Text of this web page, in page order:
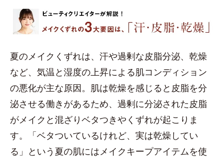
夏のメイクくずれは、汗や過剰な皮脂分泌、乾燥
など、気温と湿度の上昇による肌コンディション
の悪化が主な原因。肌は乾燥を感じると皮脂を分
泌させる働きがあるため、過剰に分泌された皮脂
がメイクと混ざりベタつきやくずれが起こりま
す。「ベタついているけれど、実は乾燥してい
る」という夏の肌にはメイクキープアイテムを使